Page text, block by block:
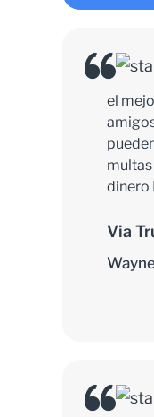
el
dinero
Via